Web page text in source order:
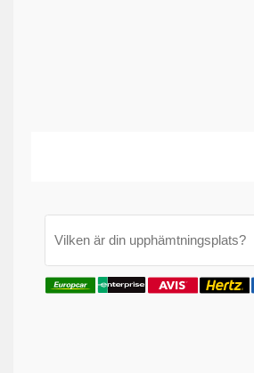
Vilken är din upphämtningsplats?